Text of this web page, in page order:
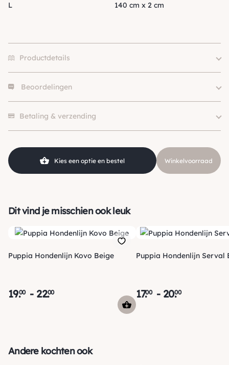
L
140 cm x 2 cm
Productdetails
Merk
Size
M, L
Hondgrootte
Beoordelingen
Betaling & verzending
Je ontvangt een track & trace code van ons zodat je je
Kies een optie en bestel Winkelvoorraad
Dit vind je misschien ook leuk
Puppia Hondenlijn Kovo Beige
19.00 - 22.00
Puppia Hondenlijn Serval
17.00 - 20.00
Andere kochten ook